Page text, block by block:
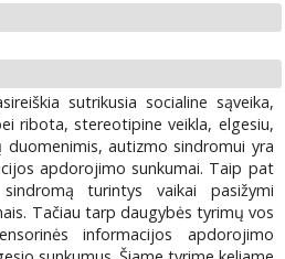
sutrikusia socialine sąveika,
ribota, stereotipine veikla, elgesiu,
autizmo sindromui yra
apdorojimo sunkumai. Taip pat
turintys vaikai pasižymi
Tačiau tarp daugybės tyrimų vos
informacijos apdorojimo